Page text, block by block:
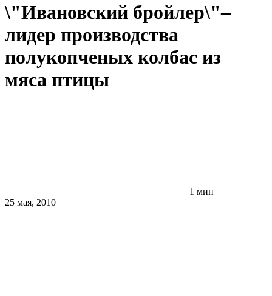
\"Ивановский бройлер\"–
лидер производства
полукопченых колбас из
мяса птицы
1 мин
25 мая, 2010